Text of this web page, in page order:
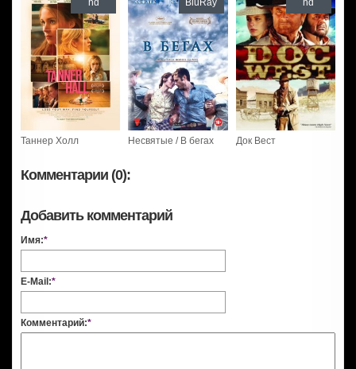
Таннер Холл
hd
Несвятые / В бегах
BluRay
Док Вест
hd
Комментарии (0):
Добавить комментарий
Имя:*
E-Mail:*
Комментарий:*